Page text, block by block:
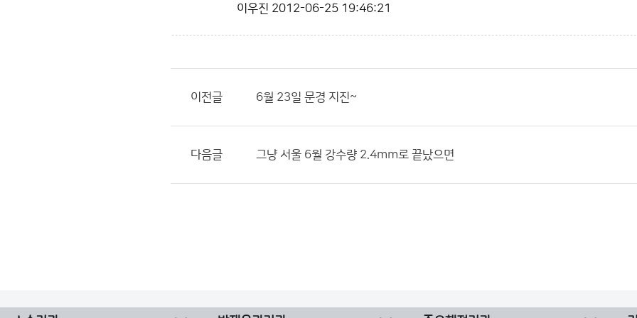
이우진 2012-06-25 19:46:21
이전글 6월 23일 문경 지진~
다음글 그냥 서울 6월 강수량 2.4mm로 끝났으면